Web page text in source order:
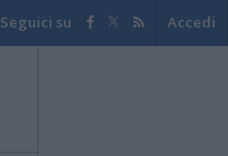
Seguici su Accedi